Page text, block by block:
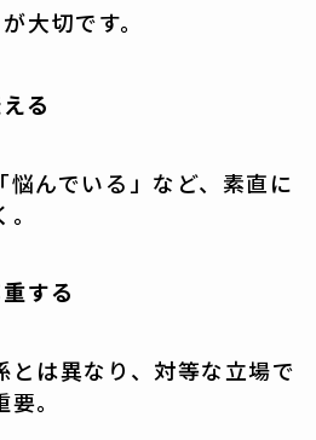
大切です。
る
悩んでいる」など、素直に
する
とは異なり、対等な立場で
。